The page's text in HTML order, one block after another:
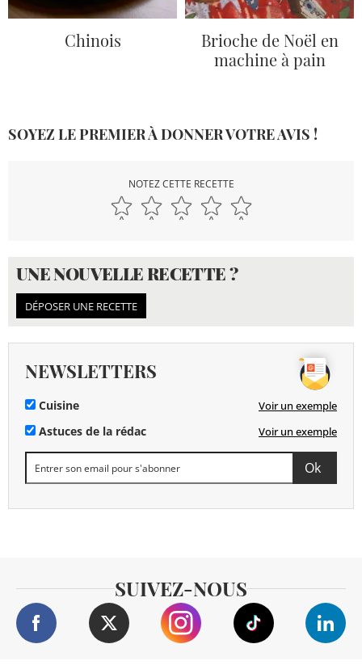
Chinois
Brioche de Noël en
machine à pain
SOYEZ LE PREMIER À DONNER VOTRE AVIS !
NOTEZ CETTE RECETTE
UNE NOUVELLE RECETTE ?
DÉPOSER UNE RECETTE
NEWSLETTERS
Cuisine Voir un exemple
Astuces de la rédac Voir un exemple
SUIVEZ-NOUS